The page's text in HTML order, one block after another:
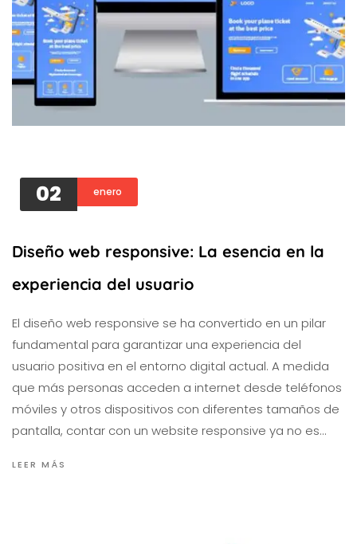
02 enero
Diseño web responsive: La esencia en la
experiencia del usuario
El diseño web responsive se ha convertido en un pilar
fundamental para garantizar una experiencia del
usuario positiva en el entorno digital actual. A medida
que más personas acceden a internet desde teléfonos
móviles y otros dispositivos con diferentes tamaños de
pantalla, contar con un website responsive ya no es…
LEER MÁS